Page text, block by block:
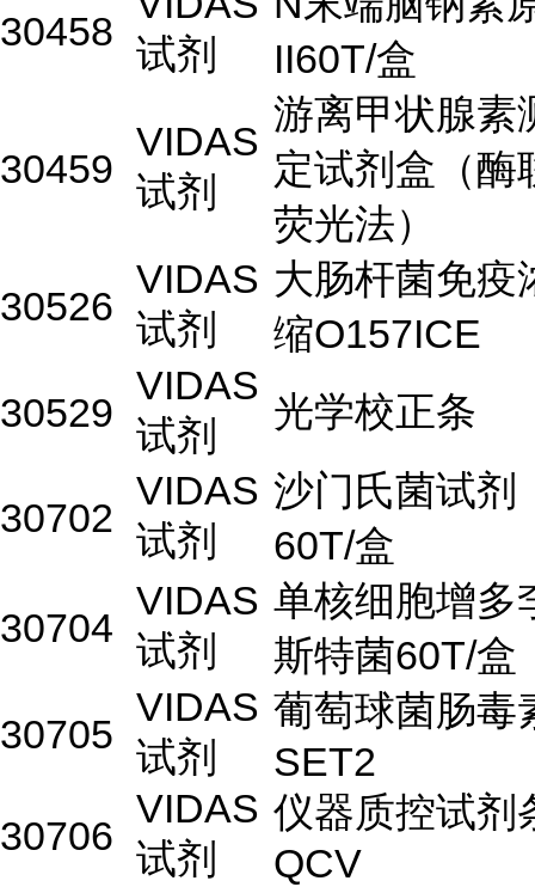
30458 试剂
II60T/盒
30459
VIDAS
试剂
游离甲状腺素
定试剂盒（酶
荧光法）
30526
VIDAS
试剂
大肠杆菌免疫
缩O157ICE
30529
VIDAS
试剂
光学校正条
30702
VIDAS
试剂
沙门氏菌试剂
60T/盒
30704
VIDAS
试剂
单核细胞增多
斯特菌60T/盒
30705
VIDAS
试剂
葡萄球菌肠毒
SET2
30706
VIDAS
试剂
仪器质控试剂
QCV